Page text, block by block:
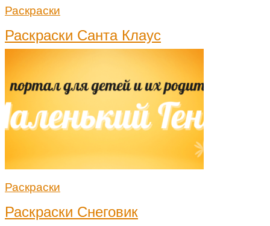
Раскраски
Раскраски Санта Клаус
Раскраски
Раскраски Снеговик